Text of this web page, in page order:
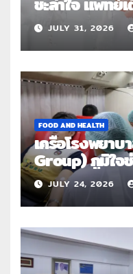
แวง” โรคปลอ
ใช้งานซ้ำ
JULY 31, 2026
FOOD AND HEALTH
เครือโรงพยาบ
Group) ภูมิใ
ใหญ่ระดับประเ
สานต่อการให้
JULY 24, 2026